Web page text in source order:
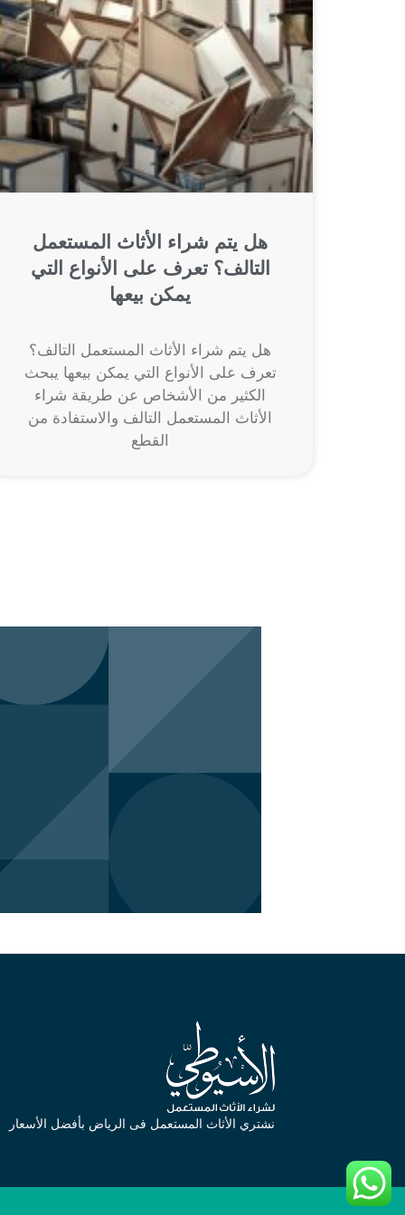
هل يتم شراء الأثاث المستعمل
التالف؟ تعرف على الأنواع التي
يمكن بيعها
هل يتم شراء الأثاث المستعمل التالف؟
تعرف على الأنواع التي يمكن بيعها يبحث
الكثير من الأشخاص عن طريقة شراء
الأثاث المستعمل التالف والاستفادة من
القطع
نشتري الأثاث المستعمل فى الرياض بأفضل الأسعار